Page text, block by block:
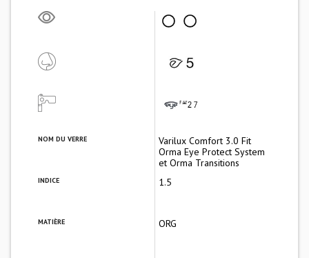
NOM DU VERRE
Varilux Comfort 3.0 Fit
Orma Eye Protect System
et Orma Transitions
INDICE 1.5
MATIÈRE ORG